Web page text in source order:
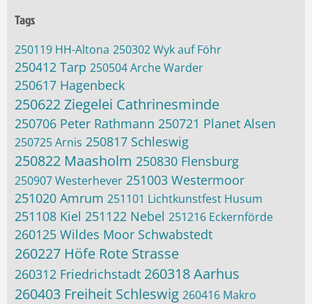
Tags
250119 HH-Altona 250302 Wyk auf Föhr
250412 Tarp 250504 Arche Warder
250617 Hagenbeck
250622 Ziegelei Cathrinesminde
250706 Peter Rathmann 250721 Planet Alsen
250725 Arnis 250817 Schleswig
250822 Maasholm 250830 Flensburg
250907 Westerhever 251003 Westermoor
251020 Amrum 251101 Lichtkunstfest Husum
251108 Kiel 251122 Nebel 251216 Eckernförde
260125 Wildes Moor Schwabstedt
260227 Höfe Rote Strasse
260312 Friedrichstadt 260318 Aarhus
260403 Freiheit Schleswig 260416 Makro